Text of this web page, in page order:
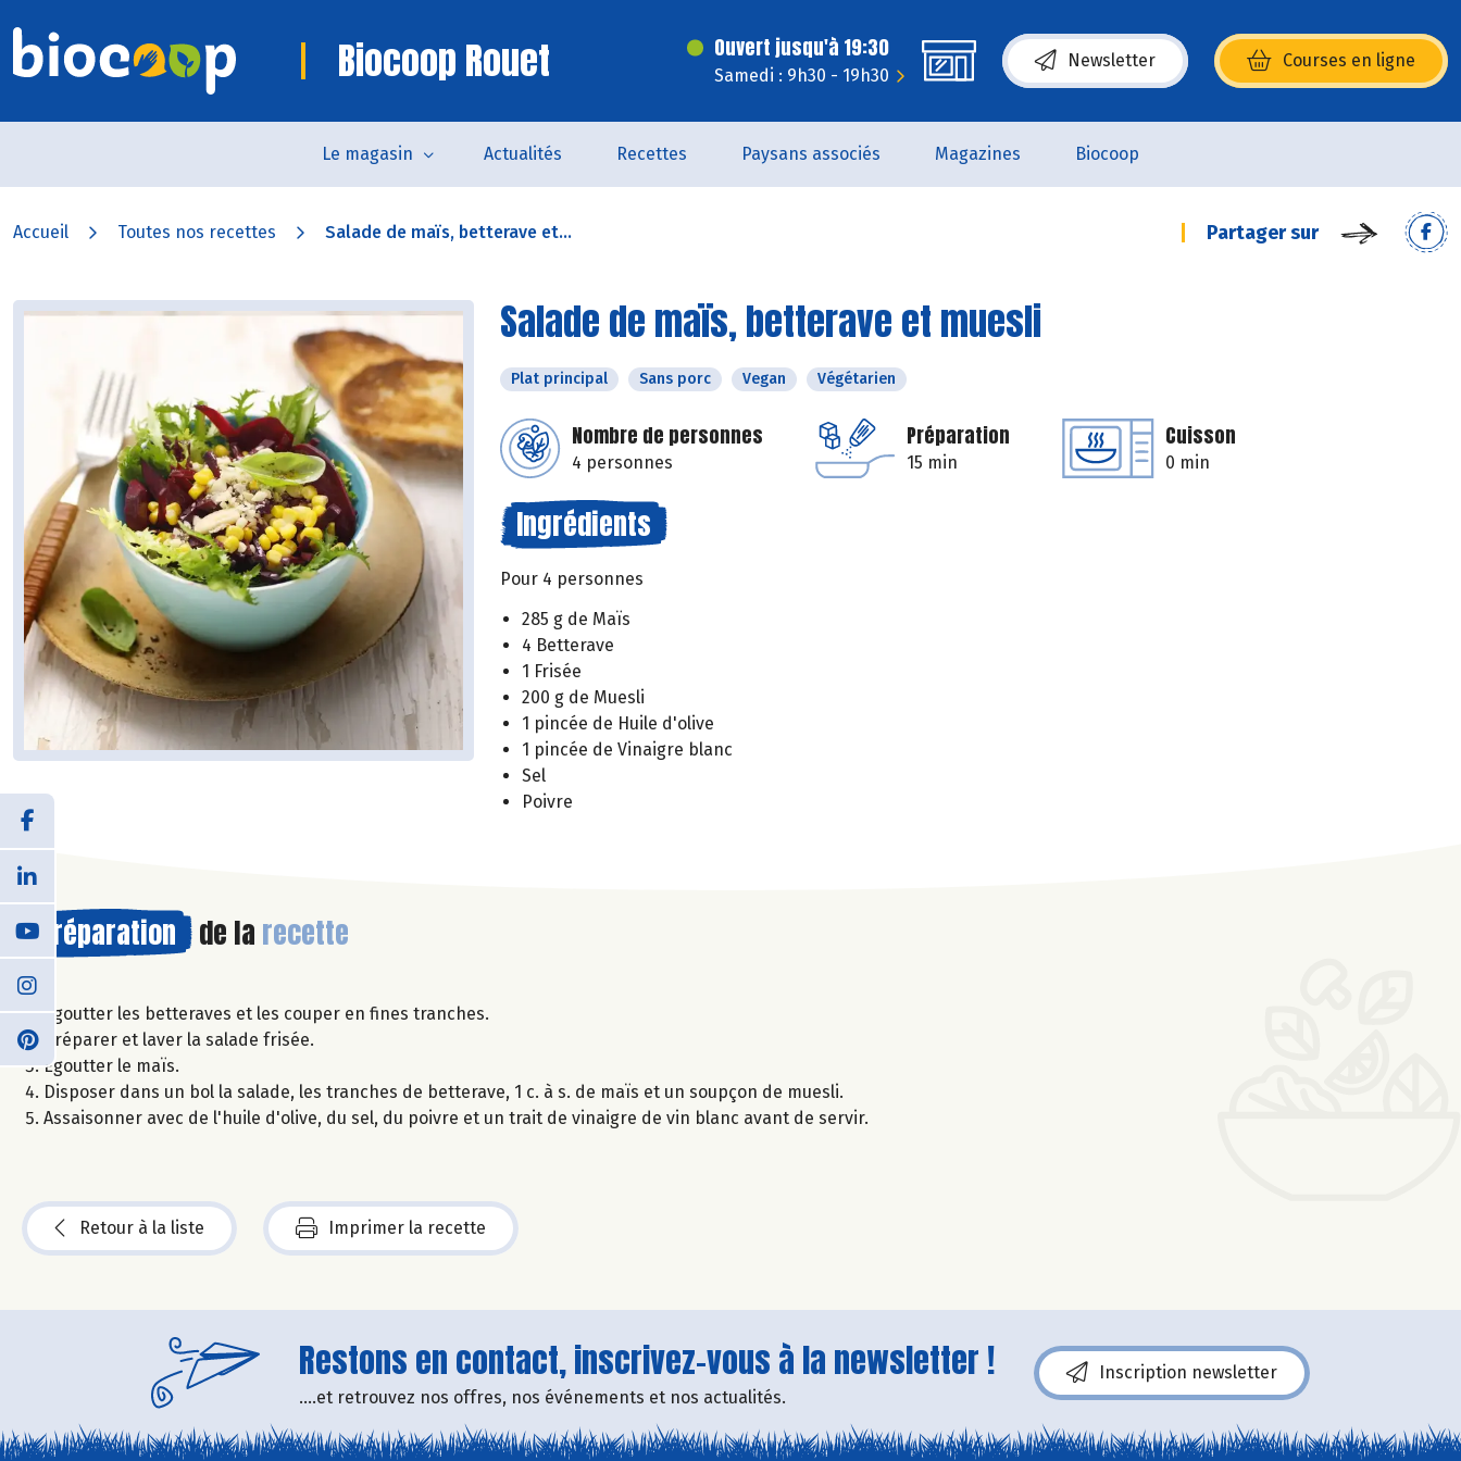
Biocoop Rouet Ouvert jusqu'à 19:30
Samedi : 9h30 - 19h30
Newsletter Courses en ligne
(s’ouvre dans une nouvelle fenêtre)
Le magasin Actualités Recettes Paysans associés Magazines Biocoop
Accueil Toutes nos recettes Salade de maïs, betterave et... Partager sur
Salade de maïs, betterave et muesli
Plat principal Sans porc Vegan Végétarien
Nombre de personnes
4 personnes
Préparation
15 min
Cuisson
0 min
Ingrédients
Pour 4 personnes
285 g de Maïs
4 Betterave
1 Frisée
200 g de Muesli
1 pincée de Huile d'olive
1 pincée de Vinaigre blanc
Sel
Poivre
Préparation de la recette
Égoutter les betteraves et les couper en fines tranches.
Préparer et laver la salade frisée.
Égoutter le maïs.
Disposer dans un bol la salade, les tranches de betterave, 1 c. à s. de maïs et un soupçon de muesli.
Assaisonner avec de l'huile d'olive, du sel, du poivre et un trait de vinaigre de vin blanc avant de servir.
Retour à la liste Imprimer la recette
Restons en contact, inscrivez-vous à la newsletter !
....et retrouvez nos offres, nos événements et nos actualités.
Inscription newsletter